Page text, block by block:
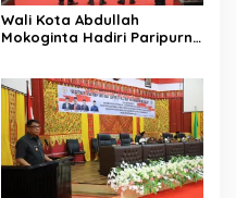
Wali Kota Abdullah
Mokoginta Hadiri Paripurna
Kotamobagu